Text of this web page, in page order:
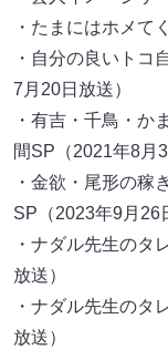
・たまにはホメて
・自分の良いトコ
7月20日放送）
・有吉・千鳥・
間SP（2021年8月
・金欲・尾形の
SP（2023年9月26
・ナダル先生のタ
放送）
・ナダル先生のタ
放送）